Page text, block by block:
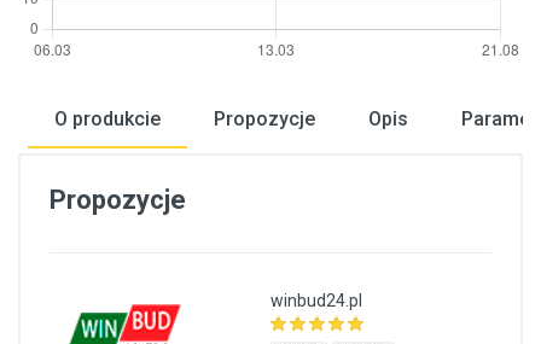
O produkcie Propozycje Opis
Propozycje
winbud24.pl